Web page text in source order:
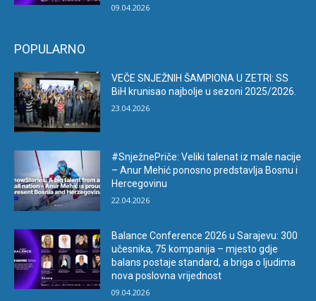
09.04.2026
POPULARNO
VEČE SNJEŽNIH ŠAMPIONA U ZETRI: SS
BiH krunisao najbolje u sezoni 2025/2026.
23.04.2026
#SnježnePriče: Veliki talenat iz male nacije
– Anur Mehić ponosno predstavlja Bosnu i
Hercegovinu
22.04.2026
Balance Conference 2026 u Sarajevu: 300
učesnika, 75 kompanija – mjesto gdje
balans postaje standard, a briga o ljudima
nova poslovna vrijednost
09.04.2026